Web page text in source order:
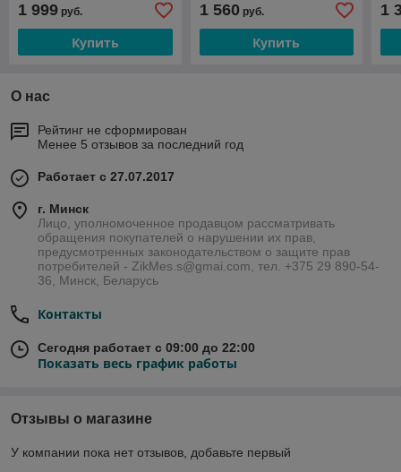
1 999 руб.
Купить
1 560руб.
Купить
1
О нас
Рейтинг не сформирован
Менее 5 отзывов за последний год
Работает с 27.07.2017
г. Минск
Лицо, уполномоченное продавцом рассматривать
обращения покупателей о нарушении их прав,
предусмотренных законодательством о защите прав
потребителей - ZikMes.s@gmai.com, тел. +375 29 890-54-
36, Минск, Беларусь
Контакты
Сегодня работает с 09:00 до 22:00
Показать весь график работы
Отзывы о магазине
У компании пока нет отзывов, добавьте первый